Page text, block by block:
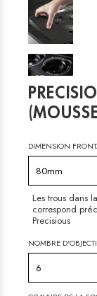

DIMENSION
80mm
Les trous dans
correspond
Precisious
NOMBRE
6